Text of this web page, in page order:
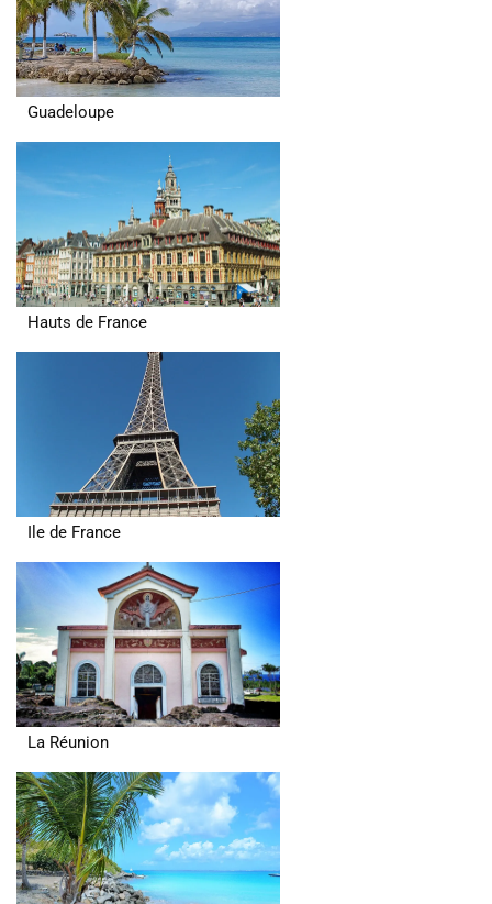
Guadeloupe
Hauts de France
Ile de France
La Réunion